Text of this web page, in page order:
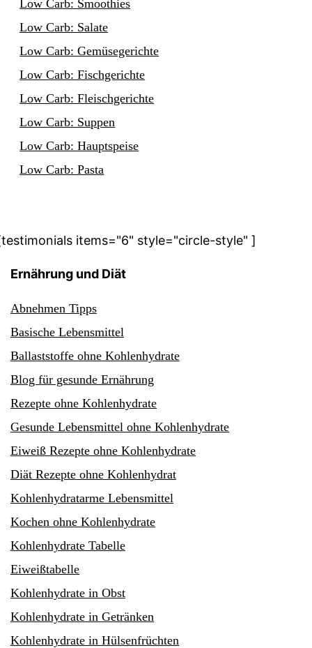
Low Carb: Smoothies
Low Carb: Salate
Low Carb: Gemüsegerichte
Low Carb: Fischgerichte
Low Carb: Fleischgerichte
Low Carb: Suppen
Low Carb: Hauptspeise
Low Carb: Pasta
items="6" style="circle-style" ]
Ernährung und Diät
Abnehmen Tipps
Basische Lebensmittel
Ballaststoffe ohne Kohlenhydrate
Blog für gesunde Ernährung
Rezepte ohne Kohlenhydrate
Gesunde Lebensmittel ohne Kohlenhydrate
Eiweiß Rezepte ohne Kohlenhydrate
Diät Rezepte ohne Kohlenhydrat
Kohlenhydratarme Lebensmittel
Kochen ohne Kohlenhydrate
Kohlenhydrate Tabelle
Eiweißtabelle
Kohlenhydrate in Obst
Kohlenhydrate in Getränken
Kohlenhydrate in Hülsenfrüchten